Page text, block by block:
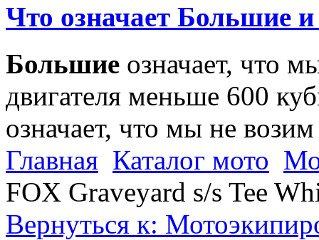
Что означает Большие
Большие означает, что
двигателя меньше 600
означает, что мы не
Главная Каталог мото
FOX Graveyard s/s Tee
Вернуться к: